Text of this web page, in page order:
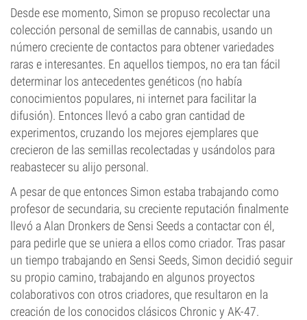
Desde ese momento, Simon se propuso recolectar una
colección personal de semillas de cannabis, usando un
número creciente de contactos para obtener variedades
raras e interesantes. En aquellos tiempos, no era tan fácil
determinar los antecedentes genéticos (no había
conocimientos populares, ni internet para facilitar la
difusión). Entonces llevó a cabo gran cantidad de
experimentos, cruzando los mejores ejemplares que
crecieron de las semillas recolectadas y usándolos para
reabastecer su alijo personal.
A pesar de que entonces Simon estaba trabajando como
profesor de secundaria, su creciente reputación finalmente
llevó a Alan Dronkers de Sensi Seeds a contactar con él,
para pedirle que se uniera a ellos como criador. Tras pasar
un tiempo trabajando en Sensi Seeds, Simon decidió seguir
su propio camino, trabajando en algunos proyectos
colaborativos con otros criadores, que resultaron en la
creación de los conocidos clásicos Chronic y AK-47.